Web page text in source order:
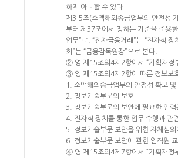
하지 아니할 수 있다.
제3-5조(소액해외송금업무의 안전성
부터 제37조에서 정하는 기준을 준용
업무”로, “전자금융거래”는 “전자적
회”는 “금융감독원장”으로 본다.
② 영 제15조의4제2항에서 “기획재정
③ 영 제15조의4제2항에 따른 정보보
1. 소액해외송금업무의 안정성 확보
2. 정보기술부문의 보호
3. 정보기술부문의 보안에 필요한 인
4. 전자적 장치를 통한 업무 수행과 관
5. 정보기술부문 보안을 위한 자체심의
6. 정보기술부문 보안에 관한 임직원
④ 영 제15조의4제7항에서 “기획재정